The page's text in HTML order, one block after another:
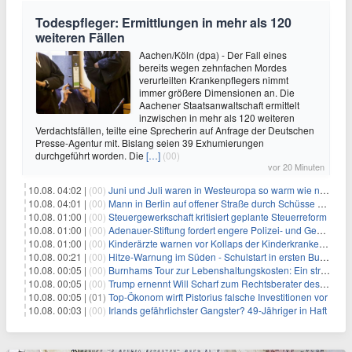
Todespfleger: Ermittlungen in mehr als 120
weiteren Fällen
Aachen/Köln (dpa) - Der Fall eines
bereits wegen zehnfachen Mordes
verurteilten Krankenpflegers nimmt
immer größere Dimensionen an. Die
Aachener Staatsanwaltschaft ermittelt
inzwischen in mehr als 120 weiteren
Verdachtsfällen, teilte eine Sprecherin auf Anfrage der Deutschen
Presse-Agentur mit. Bislang seien 39 Exhumierungen
durchgeführt worden. Die […] (00)
vor 20 Minuten
10.08. 04:02 | (00) Juni und Juli waren in Westeuropa so warm wie noch nie
10.08. 04:01 | (00) Mann in Berlin auf offener Straße durch Schüsse getötet
10.08. 01:00 | (00) Steuergewerkschaft kritisiert geplante Steuerreform
10.08. 01:00 | (00) Adenauer-Stiftung fordert engere Polizei- und Geheimdienstkooperation
10.08. 01:00 | (00) Kinderärzte warnen vor Kollaps der Kinderkrankenpflege
10.08. 00:21 | (00) Hitze-Warnung im Süden - Schulstart in ersten Bundesländern
10.08. 00:05 | (00) Burnhams Tour zur Lebenshaltungskosten: Ein strategischer Schritt inmitten von Kontroversen
10.08. 00:05 | (00) Trump ernennt Will Scharf zum Rechtsberater des Weißen Hauses: Auswirkungen auf Wirtschaft und Governance
10.08. 00:05 | (01) Top-Ökonom wirft Pistorius falsche Investitionen vor
10.08. 00:03 | (00) Irlands gefährlichster Gangster? 49-Jähriger in Haft